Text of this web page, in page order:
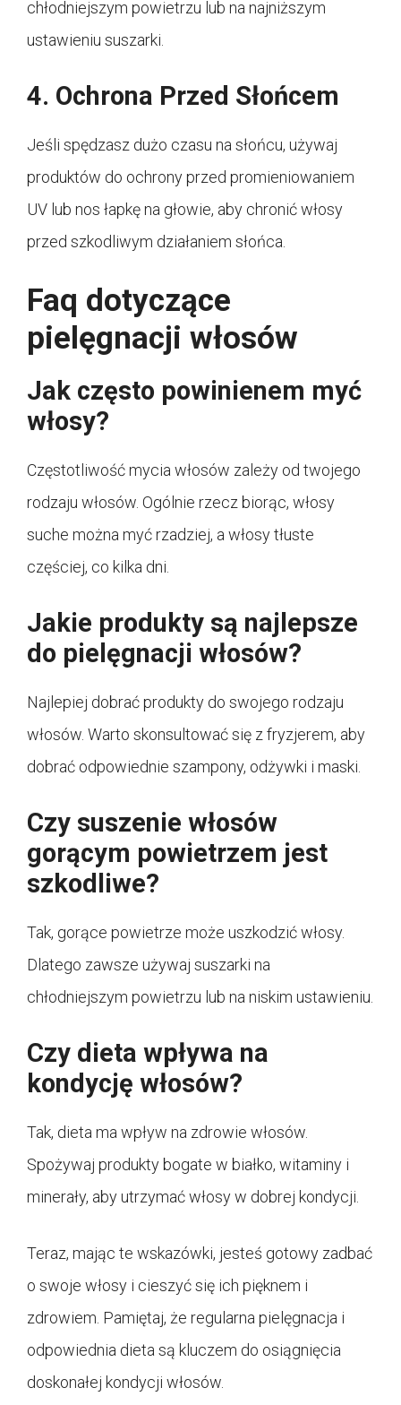
chłodniejszym powietrzu lub na najniższym
ustawieniu suszarki.
4. Ochrona Przed Słońcem
Jeśli spędzasz dużo czasu na słońcu, używaj
produktów do ochrony przed promieniowaniem
UV lub nos łapkę na głowie, aby chronić włosy
przed szkodliwym działaniem słońca.
Faq dotyczące
pielęgnacji włosów
Jak często powinienem myć
włosy?
Częstotliwość mycia włosów zależy od twojego
rodzaju włosów. Ogólnie rzecz biorąc, włosy
suche można myć rzadziej, a włosy tłuste
częściej, co kilka dni.
Jakie produkty są najlepsze
do pielęgnacji włosów?
Najlepiej dobrać produkty do swojego rodzaju
włosów. Warto skonsultować się z fryzjerem, aby
dobrać odpowiednie szampony, odżywki i maski.
Czy suszenie włosów
gorącym powietrzem jest
szkodliwe?
Tak, gorące powietrze może uszkodzić włosy.
Dlatego zawsze używaj suszarki na
chłodniejszym powietrzu lub na niskim ustawieniu.
Czy dieta wpływa na
kondycję włosów?
Tak, dieta ma wpływ na zdrowie włosów.
Spożywaj produkty bogate w białko, witaminy i
minerały, aby utrzymać włosy w dobrej kondycji.
Teraz, mając te wskazówki, jesteś gotowy zadbać
o swoje włosy i cieszyć się ich pięknem i
zdrowiem. Pamiętaj, że regularna pielęgnacja i
odpowiednia dieta są kluczem do osiągnięcia
doskonałej kondycji włosów.